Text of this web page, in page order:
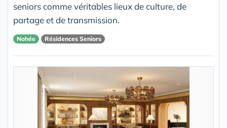
seniors comme véritables lieux de culture, de
partage et de transmission.
Nohée Résidences Seniors